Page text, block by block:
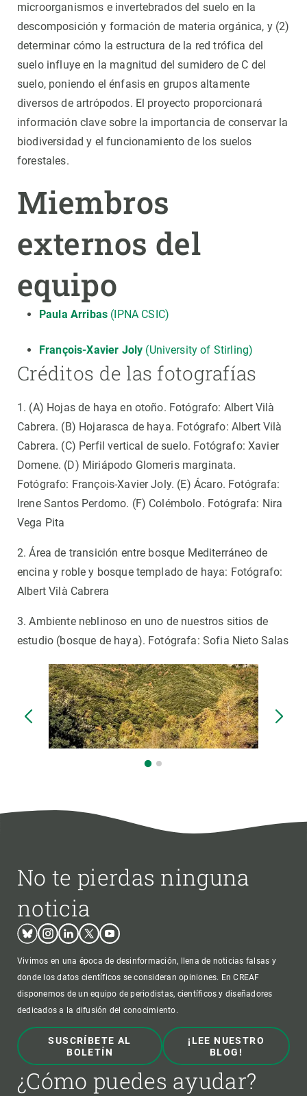
microorganismos e invertebrados del suelo en la
descomposición y formación de materia orgánica, y (2)
determinar cómo la estructura de la red trófica del
suelo influye en la magnitud del sumidero de C del
suelo, poniendo el énfasis en grupos altamente
diversos de artrópodos. El proyecto proporcionará
información clave sobre la importancia de conservar la
biodiversidad y el funcionamiento de los suelos
forestales.
Miembros
externos del
equipo
Paula Arribas (IPNA CSIC)
François-Xavier Joly (University of Stirling)
Créditos de las fotografías
1. (A) Hojas de haya en otoño. Fotógrafo: Albert Vilà
Cabrera. (B) Hojarasca de haya. Fotógrafo: Albert Vilà
Cabrera. (C) Perfil vertical de suelo. Fotógrafo: Xavier
Domene. (D) Miriápodo Glomeris marginata.
Fotógrafo: François-Xavier Joly. (E) Ácaro. Fotógrafa:
Irene Santos Perdomo. (F) Colémbolo. Fotógrafa: Nira
Vega Pita
2. Área de transición entre bosque Mediterráneo de
encina y roble y bosque templado de haya: Fotógrafo:
Albert Vilà Cabrera
3. Ambiente neblinoso en uno de nuestros sitios de
estudio (bosque de haya). Fotógrafa: Sofia Nieto Salas
No te pierdas ninguna
noticia
BlueskyInstagram
LinkedinTwitterYoutube
Vivimos en una época de desinformación, llena de noticias falsas y
donde los datos científicos se consideran opiniones. En CREAF
disponemos de un equipo de periodistas, científicos y diseñadores
dedicados a la difusión del conocimiento.
SUSCRÍBETE AL
BOLETÍN
¡LEE NUESTRO
BLOG!
¿Cómo puedes ayudar?